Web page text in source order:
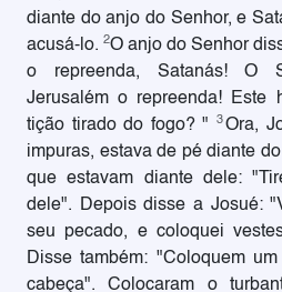
diante do anjo do Senhor, e
acusá-lo. 2O anjo do Senhor
o repreenda, Satanás! O
Jerusalém o repreenda! Este
tição tirado do fogo? "
3 Ora,
impuras, estava de pé diante
que estavam diante dele:
dele". Depois disse a Josué:
seu pecado, e coloquei
Disse também: "Coloquem
cabeça". Colocaram o